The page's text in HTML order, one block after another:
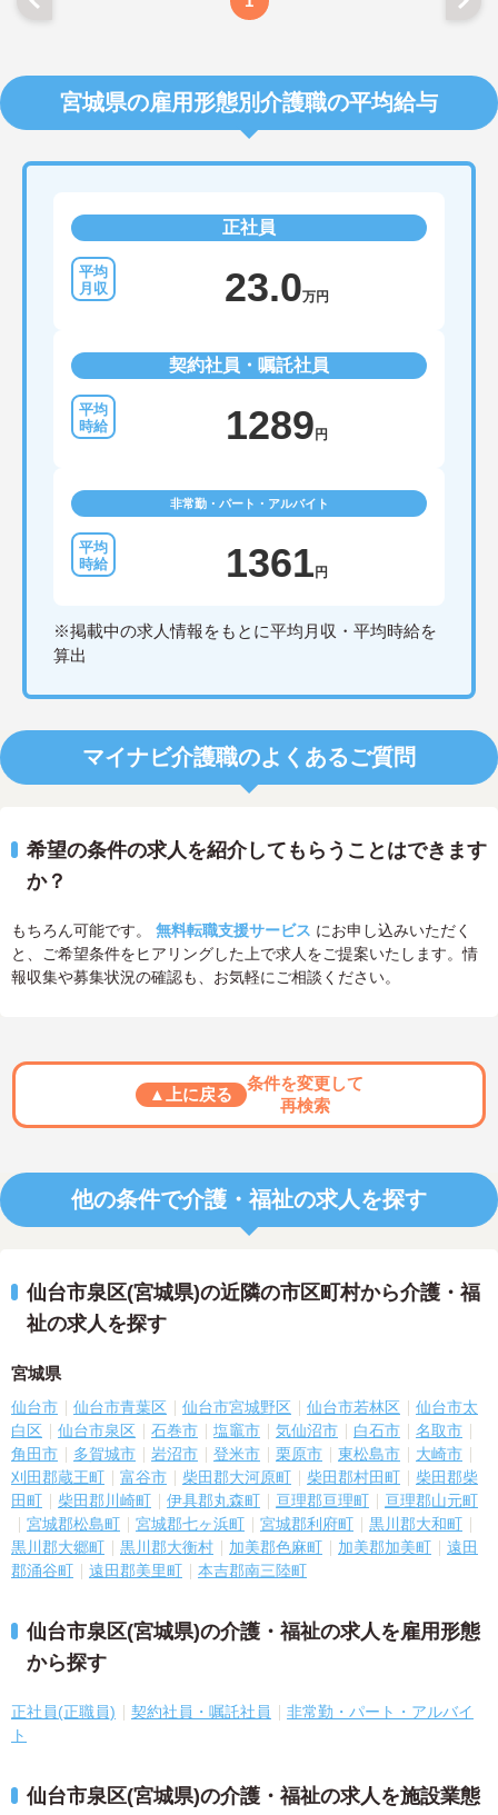
宮城県の雇用形態別介護職の平均給与
正社員
23.0万円
契約社員・嘱託社員
1289 円
非常勤・パート・アルバイト
1361 円
※掲載中の求人情報をもとに平均月収・平均時給を
算出
マイナビ介護職のよくあるご質問
希望の条件の求人を紹介してもらうことはできます
か？
もちろん可能です。 無料転職支援サービス にお申し込みいただく
と、ご希望条件をヒアリングした上で求人をご提案いたします。情
報収集や募集状況の確認も、お気軽にご相談ください。
▲上に戻る
条件を変更して
再検索
他の条件で介護・福祉の求人を探す
仙台市泉区(宮城県)の近隣の市区町村から介護・福
祉の求人を探す
宮城県
仙台市 仙台市青葉区 仙台市宮城野区 仙台市若林区
仙台市太
白区
仙台市泉区 石巻市 塩竈市 気仙沼市 白石市
名取市
角田市
多賀城市 岩沼市 登米市 栗原市 東松島市
大崎市
刈田郡蔵王町
富谷市 柴田郡大河原町 柴田郡村田町
柴田郡柴
田町
柴田郡川崎町 伊具郡丸森町 亘理郡亘理町
亘理郡山元町
宮城郡松島町
宮城郡七ヶ浜町 宮城郡利府町
黒川郡大和町
黒川郡大郷町
黒川郡大衡村 加美郡色麻町 加美郡加美町
遠田
郡涌谷町
遠田郡美里町 本吉郡南三陸町
仙台市泉区(宮城県)の介護・福祉の求人を雇用形態
から探す
正社員(正職員) 契約社員・嘱託社員
非常勤・パート・アルバイ
ト
仙台市泉区(宮城県)の介護・福祉の求人を施設業態